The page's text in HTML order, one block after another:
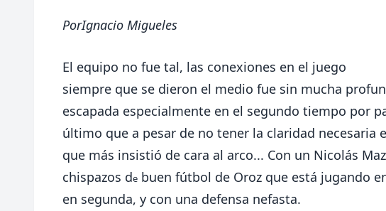
PorIgnacio Migueles
El equipo no fue tal, las conexiones en el juego
siempre que se dieron el medio fue sin mucha
escapada especialmente en el segundo tiempo por
último que a pesar de no tener la claridad necesaria
que más insistió de cara al arco... Con un Nicolás
chispazos de buen fútbol de Oroz que está jugando
en segunda, y con una defensa nefasta.